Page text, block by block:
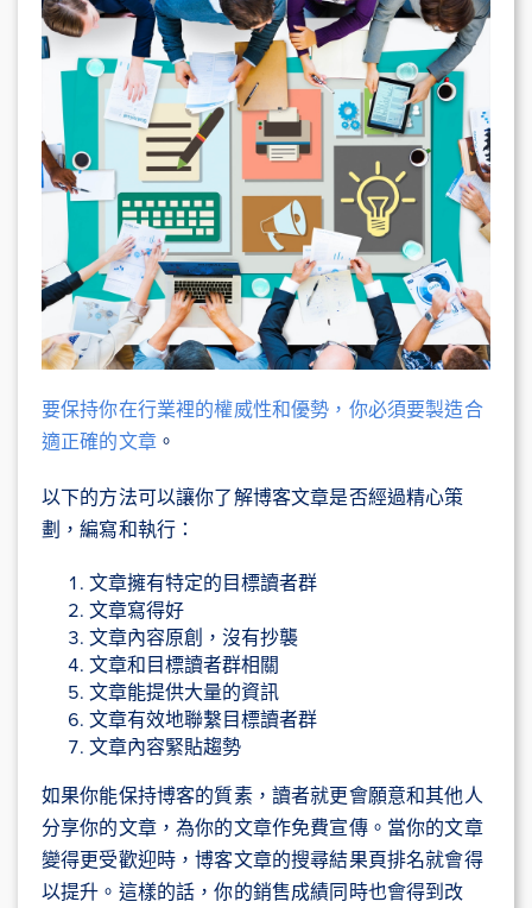
要保持你在行業裡的權威性和優勢，你必須要製造合
適正確的文章。
以下的方法可以讓你了解博客文章是否經過精心策
劃，編寫和執行：
文章擁有特定的目標讀者群
文章寫得好
文章內容原創，沒有抄襲
文章和目標讀者群相關
文章能提供大量的資訊
文章有效地聯繫目標讀者群
文章內容緊貼趨勢
如果你能保持博客的質素，讀者就更會願意和其他人
分享你的文章，為你的文章作免費宣傳。當你的文章
變得更受歡迎時，博客文章的搜尋結果頁排名就會得
以提升。這樣的話，你的銷售成績同時也會得到改